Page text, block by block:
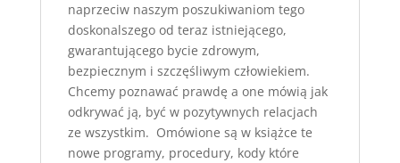
naprzeciw naszym poszukiwaniom tego
doskonalszego od teraz istniejącego,
gwarantującego bycie zdrowym,
bezpiecznym i szczęśliwym człowiekiem.
Chcemy poznawać prawdę a one mówią jak
odkrywać ją, być w pozytywnych relacjach
ze wszystkim. Omówione są w książce te
nowe programy, procedury, kody które